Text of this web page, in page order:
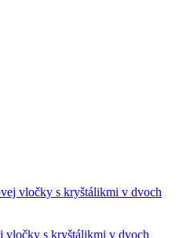
vločky s kryštálikmi v dvoch